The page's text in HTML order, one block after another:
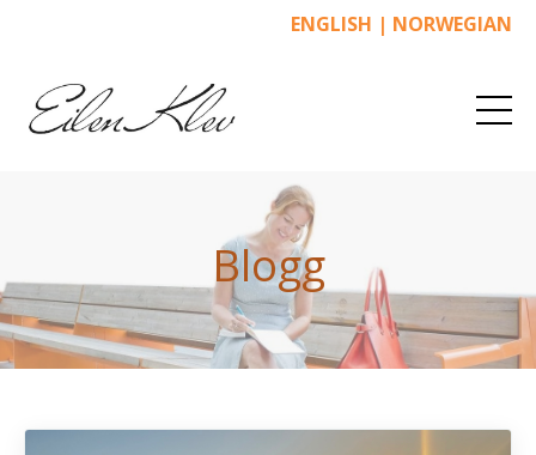
ENGLISH | NORWEGIAN
Blogg